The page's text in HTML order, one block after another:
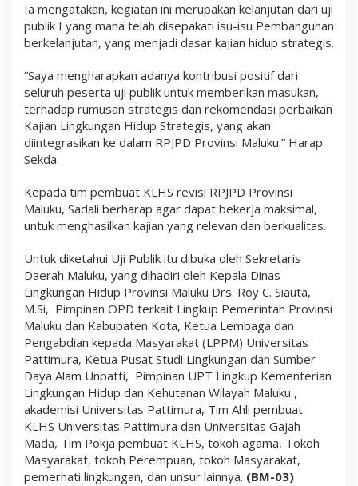
Ia mengatakan, kegiatan ini merupakan kelanjutan dari uji
publik I yang mana telah disepakati isu-isu Pembangunan
berkelanjutan, yang menjadi dasar kajian hidup strategis.
“Saya mengharapkan adanya kontribusi positif dari
seluruh peserta uji publik untuk memberikan masukan,
terhadap rumusan strategis dan rekomendasi perbaikan
Kajian Lingkungan Hidup Strategis, yang akan
diintegrasikan ke dalam RPJPD Provinsi Maluku.” Harap
Sekda.
Kepada tim pembuat KLHS revisi RPJPD Provinsi
Maluku, Sadali berharap agar dapat bekerja maksimal,
untuk menghasilkan kajian yang relevan dan berkualitas.
Untuk diketahui Uji Publik itu dibuka oleh Sekretaris
Daerah Maluku, yang dihadiri oleh Kepala Dinas
Lingkungan Hidup Provinsi Maluku Drs. Roy C. Siauta,
M.Si, Pimpinan OPD terkait Lingkup Pemerintah Provinsi
Maluku dan Kabupaten Kota, Ketua Lembaga dan
Pengabdian kepada Masyarakat (LPPM) Universitas
Pattimura, Ketua Pusat Studi Lingkungan dan Sumber
Daya Alam Unpatti, Pimpinan UPT Lingkup Kementerian
Lingkungan Hidup dan Kehutanan Wilayah Maluku ,
akademisi Universitas Pattimura, Tim Ahli pembuat
KLHS Universitas Pattimura dan Universitas Gajah
Mada, Tim Pokja pembuat KLHS, tokoh agama, Tokoh
Masyarakat, tokoh Perempuan, tokoh Masyarakat,
pemerhati lingkungan, dan unsur lainnya. (BM-03)